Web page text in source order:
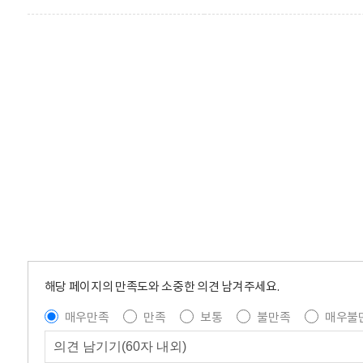
해당 페이지의 만족도와 소중한 의견 남겨주세요.
매우만족
만족 보통 불만족 매우불